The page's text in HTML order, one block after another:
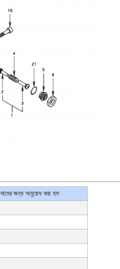
দামের জন্য অনুরোধ করা হল